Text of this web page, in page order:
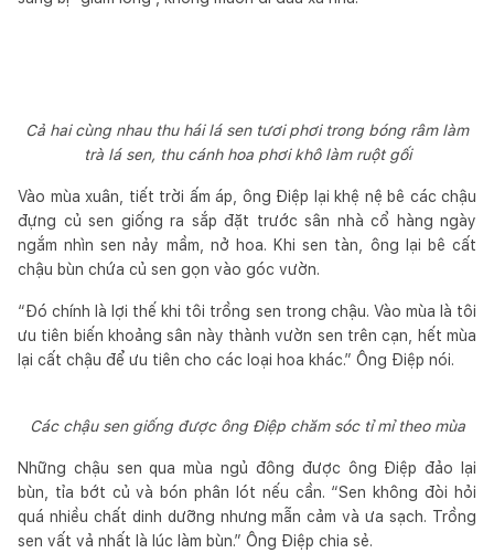
Cả hai cùng nhau thu hái lá sen tươi phơi trong bóng râm làm
trà lá sen, thu cánh hoa phơi khô làm ruột gối
Vào mùa xuân, tiết trời ấm áp, ông Điệp lại khệ nệ bê các chậu
đựng củ sen giống ra sắp đặt trước sân nhà cổ hàng ngày
ngắm nhìn sen nảy mầm, nở hoa. Khi sen tàn, ông lại bê cất
chậu bùn chứa củ sen gọn vào góc vườn.
“Đó chính là lợi thế khi tôi trồng sen trong chậu. Vào mùa là tôi
ưu tiên biến khoảng sân này thành vườn sen trên cạn, hết mùa
lại cất chậu để ưu tiên cho các loại hoa khác.” Ông Điệp nói.
Các chậu sen giống được ông Điệp chăm sóc tỉ mỉ theo mùa
Những chậu sen qua mùa ngủ đông được ông Điệp đảo lại
bùn, tỉa bớt củ và bón phân lót nếu cần. “Sen không đòi hỏi
quá nhiều chất dinh dưỡng nhưng mẫn cảm và ưa sạch. Trồng
sen vất vả nhất là lúc làm bùn.” Ông Điệp chia sẻ.